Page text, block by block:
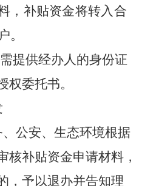
，补贴资金将转入合
。
提供经办人的身份证
权委托书。
公安、生态环境根据
核补贴资金申请材料，
，予以退办并告知理